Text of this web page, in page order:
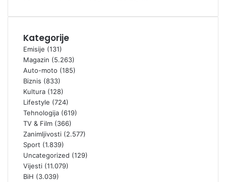
Kategorije
Emisije (131)
Magazin (5.263)
Auto-moto (185)
Biznis (833)
Kultura (128)
Lifestyle (724)
Tehnologija (619)
TV & Film (366)
Zanimljivosti (2.577)
Sport (1.839)
Uncategorized (129)
Vijesti (11.079)
BiH (3.039)